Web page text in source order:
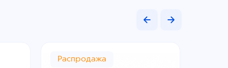
Распродажа